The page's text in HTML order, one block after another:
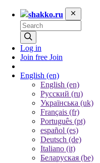
shakko.ru
Log in
Join free Join
English (en)
English (en)
Русский (ru)
Українська (uk)
Français (fr)
Português (pt)
español (es)
Deutsch (de)
Italiano (it)
Беларуская (be)